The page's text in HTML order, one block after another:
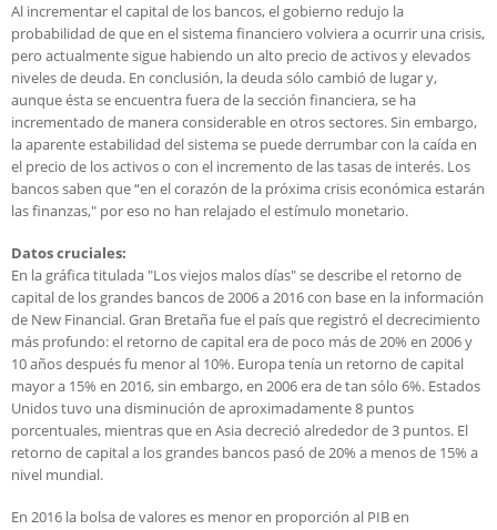
Al incrementar el capital de los bancos, el gobierno redujo la
probabilidad de que en el sistema financiero volviera a ocurrir una crisis,
pero actualmente sigue habiendo un alto precio de activos y elevados
niveles de deuda. En conclusión, la deuda sólo cambió de lugar y,
aunque ésta se encuentra fuera de la sección financiera, se ha
incrementado de manera considerable en otros sectores. Sin embargo,
la aparente estabilidad del sistema se puede derrumbar con la caída en
el precio de los activos o con el incremento de las tasas de interés. Los
bancos saben que “en el corazón de la próxima crisis económica estarán
las finanzas," por eso no han relajado el estímulo monetario.
Datos cruciales:
En la gráfica titulada "Los viejos malos días" se describe el retorno de
capital de los grandes bancos de 2006 a 2016 con base en la información
de New Financial. Gran Bretaña fue el país que registró el decrecimiento
más profundo: el retorno de capital era de poco más de 20% en 2006 y
10 años después fu menor al 10%. Europa tenía un retorno de capital
mayor a 15% en 2016, sin embargo, en 2006 era de tan sólo 6%. Estados
Unidos tuvo una disminución de aproximadamente 8 puntos
porcentuales, mientras que en Asia decreció alrededor de 3 puntos. El
retorno de capital a los grandes bancos pasó de 20% a menos de 15% a
nivel mundial.
En 2016 la bolsa de valores es menor en proporción al PIB en